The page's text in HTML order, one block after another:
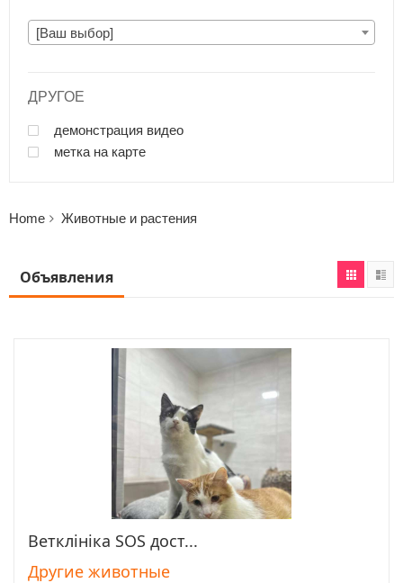
[Ваш выбор]
ДРУГОЕ
демонстрация видео
метка на карте
Home Животные и растения
Объявления
Просмотреть
Ветклініка SOS дост...
Другие животные